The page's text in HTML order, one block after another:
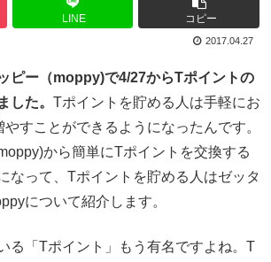
LINE コピー
2017.04.27
ピー（moppy)で4/27からTポイントの
した。 Tポイントを貯める人は手軽にお
すことができるようになったんです。
から簡単にTポイントを交換する
なって、Tポイントを貯める人はゼッタ
について紹介します。
る「Tポイント」もう有名ですよね。T